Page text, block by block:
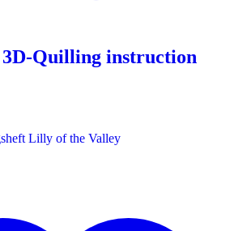
3D-Quilling instruction